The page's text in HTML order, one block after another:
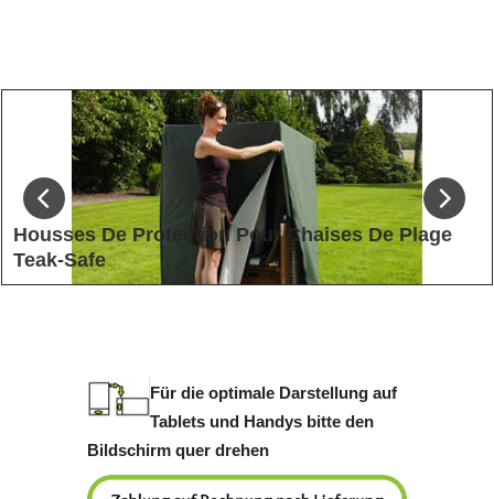
Housses De Protection Pour Chaises De Plage
Teak-Safe
Für die optimale Darstellung auf
Tablets und Handys bitte den
Bildschirm quer drehen